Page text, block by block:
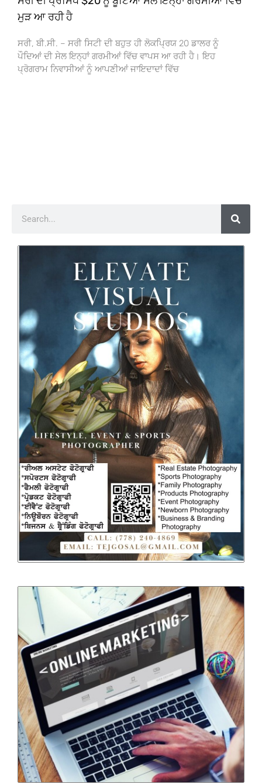
ਮੁੜ ਆ ਰਹੀ ਹੈ
ਸਰੀ, ਬੀ.ਸੀ. – ਸਰੀ ਸਿਟੀ ਦੀ ਬਹੁਤ ਹੀ ਲੋਕਪ੍ਰਿਯ 20 ਡਾਲਰ ਨੂੰ
ਪੌਦਿਆਂ ਦੀ ਸੇਲ ਇਨ੍ਹਾਂ ਗਰਮੀਆਂ ਵਿੱਚ ਵਾਪਸ ਆ ਰਹੀ ਹੈ। ਇਹ
ਪ੍ਰੋਗਰਾਮ ਨਿਵਾਸੀਆਂ ਨੂੰ ਆਪਣੀਆਂ ਜਾਇਦਾਦਾਂ ਵਿੱਚ